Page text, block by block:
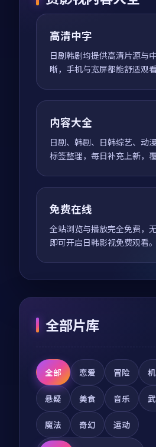
影视作品，围绕危
展开，整体节奏紧
97,106 8.4
视
高清中字
日剧韩剧均提供高清片源与
晰，手机与宽屏都能舒适观看
内容大全
日剧、韩剧、日韩综艺、动
标签整理，每日补充上新，
免费在线
全站浏览与播放完全免费，
即可开启日韩影视免费观看。
全部片库
全部 恋爱 冒险
悬疑 美食 音乐
魔法 奇幻 运动